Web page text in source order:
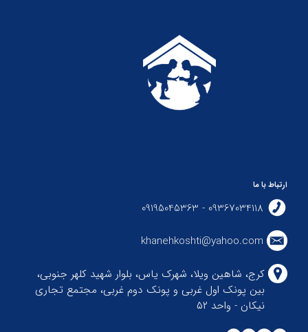
ارتباط با ما
09367034118 - 09195045363
khanehkoshti@yahoo.com
کرج، شاهین ویلا، شهرک یاس، بلوار شهید کلهر جنوبی،
بین پونک اول غربی و پونک دوم غربی، مجتمع تجاری
نیکان - واحد ۵۲